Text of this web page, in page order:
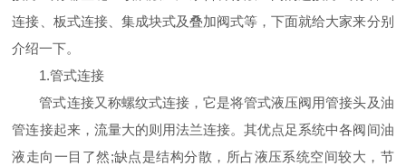
连接、板式连接、集成块式及叠加阀式等，下面就给大家来分别
介绍一下。
1.管式连接
管式连接又称螺纹式连接，它是将管式液压阀用管接头及油
管连接起来，流量大的则用法兰连接。其优点足系统中各阀间油
液走向一目了然;缺点是结构分散，所占液压系统空间较大，节